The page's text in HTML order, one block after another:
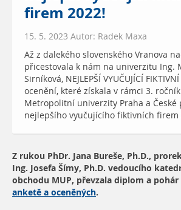
firem 2022!
15. 5. 2023 Autor: Radek Maxa
Až z dalekého slovenského Vranova
přicestovala k nám na univerzitu Ing.
Sirníková, NEJLEPŠÍ VYUČUJÍCÍ
ocenění, které získala v rámci 3.
Metropolitní univerzity Praha a České
nejlepšího vyučujícího fiktivních firem
Z rukou PhDr. Jana Bureše, Ph.D.,
Ing. Josefa Šímy, Ph.D. vedoucího
obchodu MUP, převzala diplom a
anketě a oceněných.